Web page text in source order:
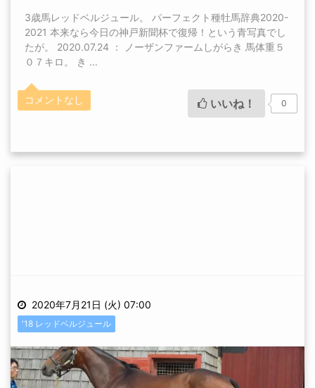
3歳馬レッドベルジュール。 パーフェクト種牡馬辞典2020-
2021 本来なら今日の神戸新聞杯で復帰！という青写真でし
たが。 2020.07.24 ： ノーザンファームしがらき 馬体重５
０７キロ。 き ...
コメントなし いいね！ 0
2020年7月21日 (火) 07:00
'18 レッドベルジュール